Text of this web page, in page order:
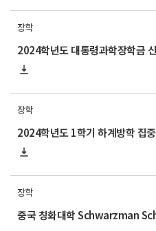
장학
2024학년도 대통령과학장학금
장학
장학